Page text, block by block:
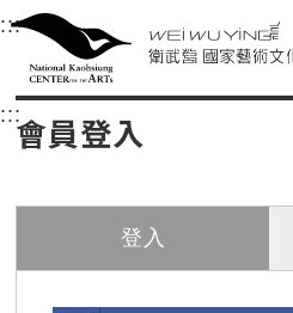
衛武營國家藝術文化
中央內容區塊，為本頁主要內容區。
:::選單連結區塊，此區塊列
衛武營國家藝術
::: 中央內容區塊，為本頁主要
會員登入
登入